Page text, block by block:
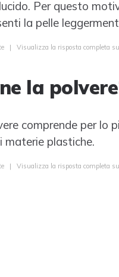
Per questo
la pelle
| Visualizza la risposta completa
la
comprende per lo
materie plastiche.
| Visualizza la risposta completa